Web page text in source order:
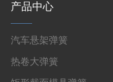
产品中心
汽车悬架弹簧
热卷大弹簧